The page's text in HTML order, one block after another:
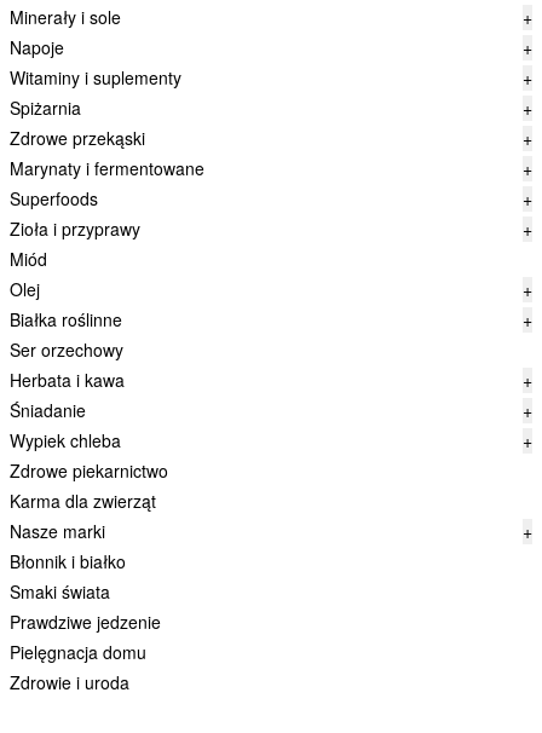
Minerały i sole
+
Napoje
+
Witaminy i suplementy
+
Spiżarnia
+
Zdrowe przekąski
+
Marynaty i fermentowane
+
Superfoods
+
Zioła i przyprawy
+
Miód
Olej
+
Białka roślinne
+
Ser orzechowy
Herbata i kawa
+
Śniadanie
+
Wypiek chleba
+
Zdrowe piekarnictwo
Karma dla zwierząt
Nasze marki
+
Błonnik i białko
Smaki świata
Prawdziwe jedzenie
Pielęgnacja domu
Zdrowie i uroda